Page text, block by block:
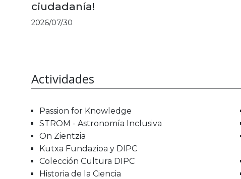
ciudadanía!
2026/07/30
Actividades
Passion for Knowledge
STROM - Astronomía Inclusiva
On Zientzia
Kutxa Fundazioa y DIPC
Colección Cultura DIPC
Historia de la Ciencia